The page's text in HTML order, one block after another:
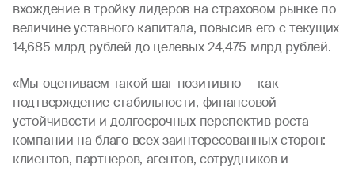
вхождение в тройку лидеров на страховом рынке по
величине уставного капитала, повысив его с текущих
14,685 млрд рублей до целевых 24,475 млрд рублей.
«Мы оцениваем такой шаг позитивно — как
подтверждение стабильности, финансовой
устойчивости и долгосрочных перспектив роста
компании на благо всех заинтересованных сторон:
клиентов, партнеров, агентов, сотрудников и